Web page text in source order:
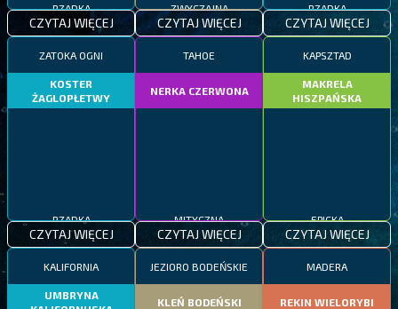
RZADKA
CZYTAJ WIĘCEJ
ZWYCZAJNA
CZYTAJ WIĘCEJ
RZADKA
CZYTAJ WIĘCEJ
ZATOKA OGNI
KOSTER
ŻAGLOPŁETWY
RZADKA
CZYTAJ WIĘCEJ
TAHOE
NERKA CZERWONA
MITYCZNA
CZYTAJ WIĘCEJ
KAPSZTAD
MAKRELA
HISZPAŃSKA
EPICKA
CZYTAJ WIĘCEJ
KALIFORNIA
UMBRYNA
JEZIORO BODEŃSKIE
KLEŃ BODEŃSKI
MADERA
REKIN WIELORYBI